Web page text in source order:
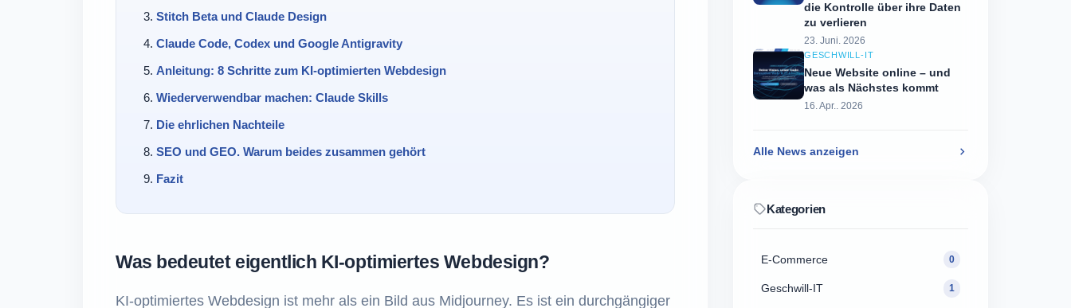
Stitch Beta und Claude Design
Claude Code, Codex und Google Antigravity
Anleitung: 8 Schritte zum KI-optimierten Webdesign
Wiederverwendbar machen: Claude Skills
Die ehrlichen Nachteile
SEO und GEO. Warum beides zusammen gehört
Fazit
Was bedeutet eigentlich KI-optimiertes Webdesign?
KI-optimiertes Webdesign ist mehr als ein Bild aus Midjourney. Es ist ein durchgängiger
die Kontrolle über ihre Daten
zu verlieren
23. Juni. 2026
GESCHWILL-IT
Neue Website online – und
was als Nächstes kommt
16. Apr.. 2026
Alle News anzeigen
Kategorien
E-Commerce 0
Geschwill-IT 1